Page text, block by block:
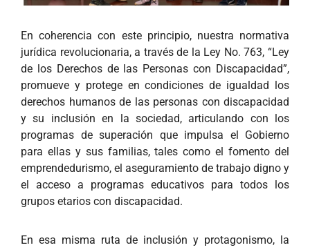
En coherencia con este principio, nuestra normativa
jurídica revolucionaria, a través de la Ley No. 763, “Ley
de los Derechos de las Personas con Discapacidad”,
promueve y protege en condiciones de igualdad los
derechos humanos de las personas con discapacidad
y su inclusión en la sociedad, articulando con los
programas de superación que impulsa el Gobierno
para ellas y sus familias, tales como el fomento del
emprendedurismo, el aseguramiento de trabajo digno y
el acceso a programas educativos para todos los
grupos etarios con discapacidad.
En esa misma ruta de inclusión y protagonismo, la